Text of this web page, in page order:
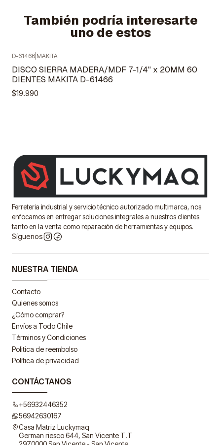
También podría interesarte
uno de estos
Agotado
D-61466 MAKITA
DISCO SIERRA MADERA/MDF 7-1/4" x 20MM 60
DIENTES MAKITA D-61466
$19.990
Ferreteria industrial y servicio técnico autorizado multimarca, nos
enfocamos en entregar soluciones integrales a nuestros clientes
tanto en la venta como reparación de herramientas y equipos.
Síguenos
NUESTRA TIENDA
Contacto
Quienes somos
¿Cómo comprar?
Envíos a Todo Chile
Términos y Condiciones
Politica de reembolso
Política de privacidad
CONTÁCTANOS
+56932446352
56942630167
Casa Matriz Luckymaq
German riesco 644, San Vicente T.T